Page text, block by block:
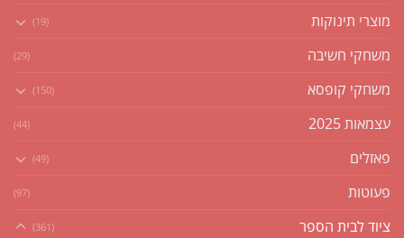
מוצרי תינוקות (19)
משחקי חשיבה (29)
משחקי קופסא (150)
עצמאות 2025 (44)
פאזלים (49)
פעוטות (97)
ציוד לבית הספר (361)